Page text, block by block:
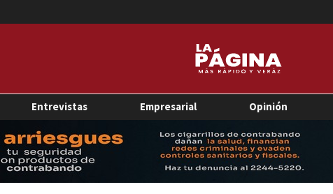
Entrevistas Empresarial Opinión